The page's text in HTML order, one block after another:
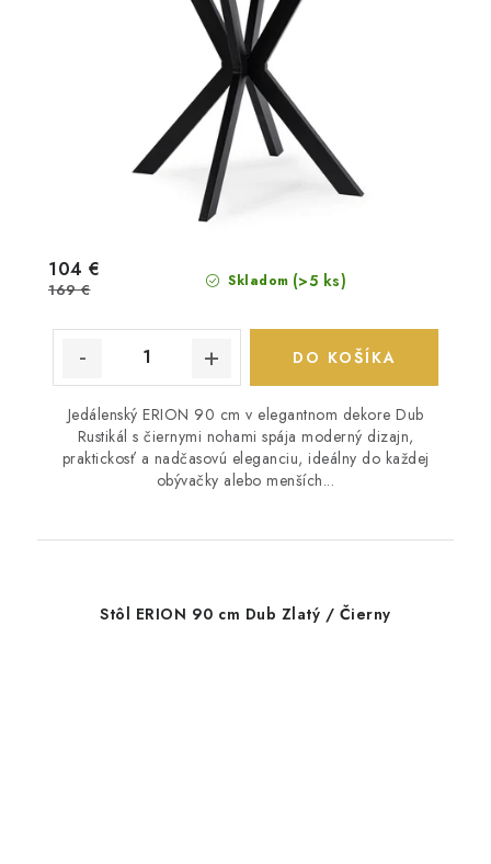
Skladom (>5 ks)
104 €
169 €
DO KOŠÍKA
Jedálenský ERION 90 cm v elegantnom dekore Dub
Rustikál s čiernymi nohami spája moderný dizajn,
praktickosť a nadčasovú eleganciu, ideálny do každej
obývačky alebo menších...
Stôl ERION 90 cm Dub Zlatý / Čierny